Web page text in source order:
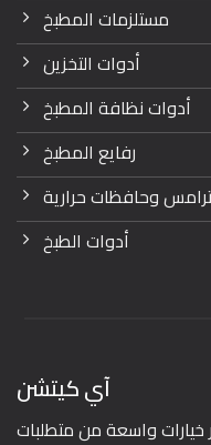
مستلزمات المطبخ
أدوات التخزين
أدوات نظافة المطبخ
رفايع المطبخ
ترامس وحافظات حرارية
أدوات الطبخ
آي كيتشن
واسعة من متطلبات